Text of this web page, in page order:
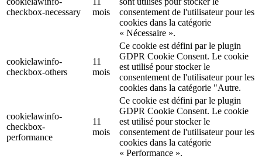
checkbox-necessary
mois
consentement de l'utilisateur pour les
cookies dans la catégorie
« Nécessaire ».
cookielawinfo-
checkbox-others
11
mois
Ce cookie est défini par le plugin
GDPR Cookie Consent. Le cookie
est utilisé pour stocker le
consentement de l'utilisateur pour les
cookies dans la catégorie "Autre.
cookielawinfo-
checkbox-
performance
11
mois
Ce cookie est défini par le plugin
GDPR Cookie Consent. Le cookie
est utilisé pour stocker le
consentement de l'utilisateur pour les
cookies dans la catégorie
« Performance ».